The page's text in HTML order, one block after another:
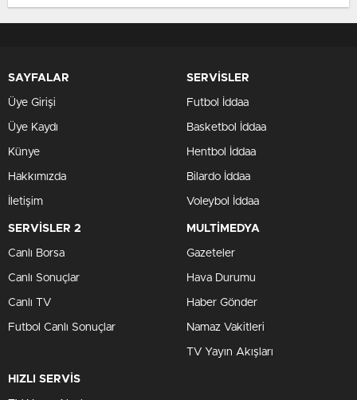
SAYFALAR
Üye Girişi
Üye Kaydı
Künye
Hakkımızda
İletişim
SERVİSLER
Futbol İddaa
Basketbol İddaa
Hentbol İddaa
Bilardo İddaa
Voleybol İddaa
SERVİSLER 2
Canlı Borsa
Canlı Sonuçlar
Canlı TV
Futbol Canlı Sonuçlar
MULTİMEDYA
Gazeteler
Hava Durumu
Haber Gönder
Namaz Vakitleri
TV Yayın Akışları
HIZLI SERVİS